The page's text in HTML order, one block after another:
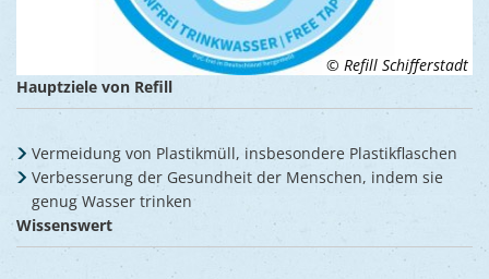
© Refill Schifferstadt
Hauptziele von Refill
Vermeidung von Plastikmüll, insbesondere Plastikflaschen
Verbesserung der Gesundheit der Menschen, indem sie
genug Wasser trinken
Wissenswert